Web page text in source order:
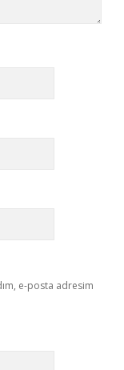
e-posta adresim